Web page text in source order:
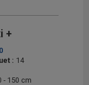
+
: 14
- 150 cm